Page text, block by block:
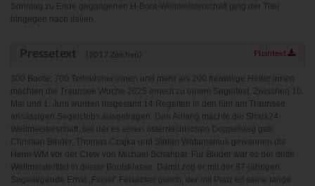
Sonntag zu Ende gegangenen H-Boot-Weltmeisterschaft ging der Titel
hingegen nach Italien.
Pressetext (2017 Zeichen) Plaintext
300 Boote, 700 Teilnehmer:innen und mehr als 200 freiwillige Helfer:innen
machten die Traunsee Woche 2025 erneut zu einem Segelfest. Zwischen 10.
Mai und 1. Juni wurden insgesamt 14 Regatten in den fünf am Traunsee
ansässigen Segelclubs ausgetragen. Den Anfang machte die Shark24-
Weltmeisterschaft, bei der es einen österreichischen Doppelsieg gab:
Christian Binder, Thomas Czajka und Stefan Watamaniuk gewannen die
Heim-WM vor der Crew von Michael Schahpar. Für Binder war es der dritte
Weltmeistertitel in dieser Bootsklasse. Damit zog er mit der 87-jährigen
Segellegende Ernst „Flossi“ Felsecker gleich, der mit Platz elf seine lange
Cookies der eingeblendeten sozialen Medien werden gesetzt